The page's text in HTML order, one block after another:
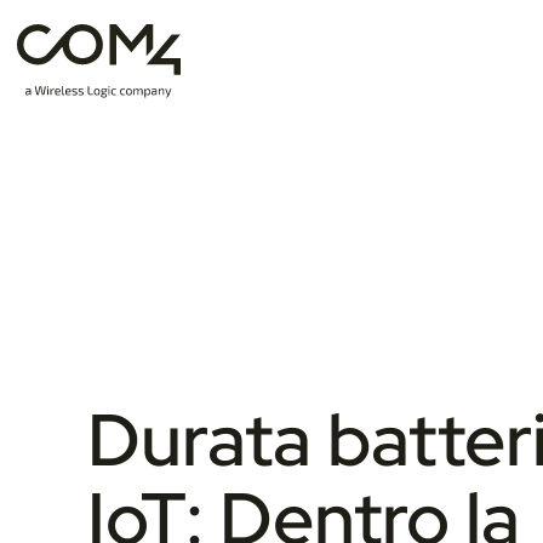
Durata
IoT: Dentro la